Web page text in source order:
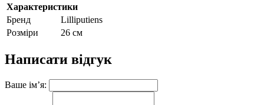
Характеристики
Бренд
Lilliputiens
Розміри
26 см
Написати відгук
Ваше ім’я: